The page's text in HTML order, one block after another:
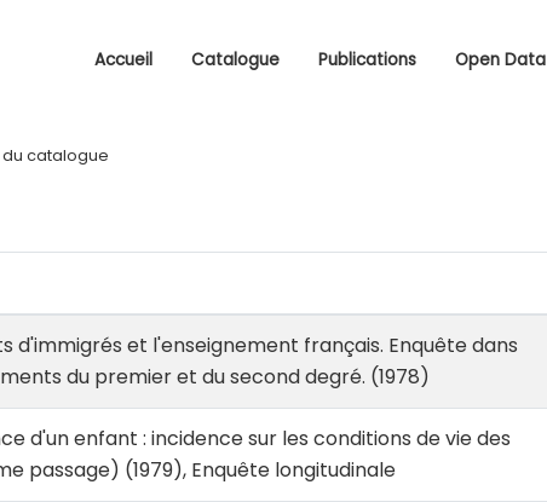
Accueil Catalogue Publications Open Data
catalogue
d'immigrés et l'enseignement français. Enquête dans
du premier et du second degré. (1978)
d'un enfant : incidence sur les conditions de vie des
passage) (1979), Enquête longitudinale